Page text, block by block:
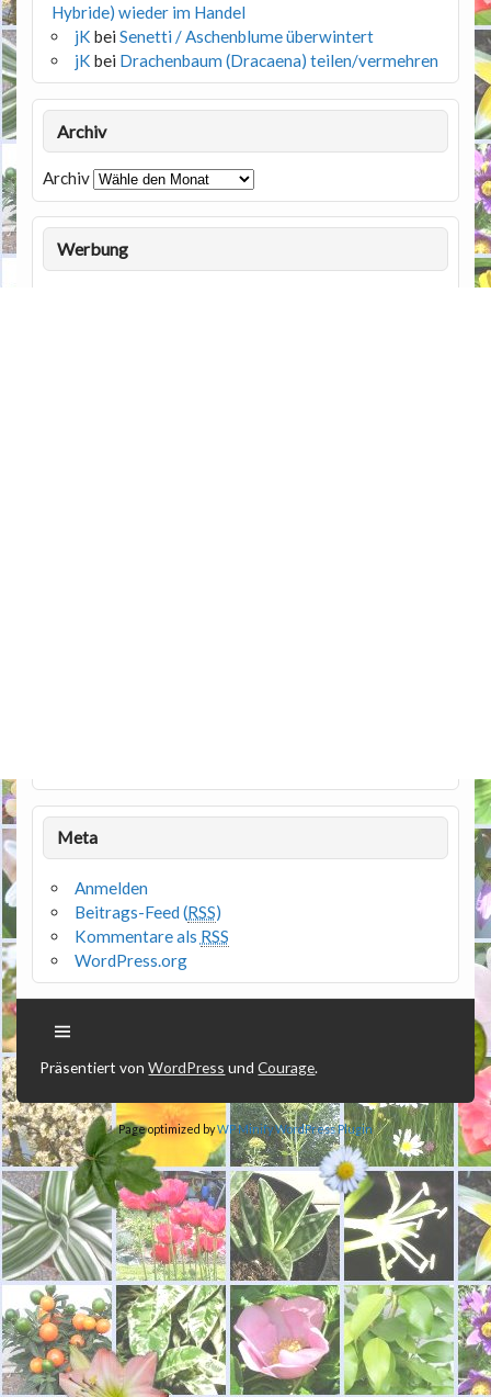
Hybride) wieder im Handel
jK beiSenetti / Aschenblume überwintert
jK bei Drachenbaum (Dracaena) teilen/vermehren
Archiv
Archiv
Werbung
Meta
Anmelden
Beitrags-Feed (RSS)
Kommentare als RSS
WordPress.org
Präsentiert vonWordPress undCourage.
Page optimized byWP MinifyWordPress Plugin